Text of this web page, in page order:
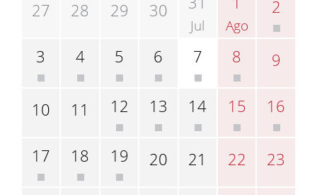
27 28 29 30
Jul Ago
2
3 4 5 6 7 8 9
10 11 12 13 14 15 16
17 18 19 20 21 22 23